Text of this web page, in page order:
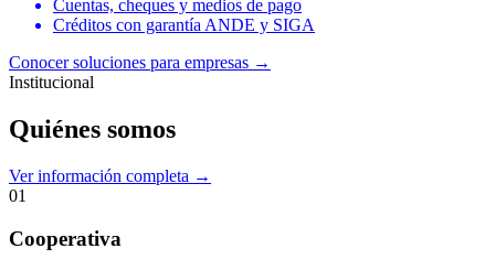
Cuentas, cheques y medios de pago
Créditos con garantía ANDE y SIGA
Conocer soluciones para empresas →
Institucional
Quiénes somos
Ver información completa →
01
Cooperativa